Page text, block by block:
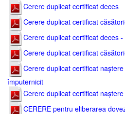
Cerere duplicat certificat deces
Cerere duplicat certificat
Cerere duplicat certificat deces
Cerere duplicat certificat
Cerere duplicat certificat
împuternicit
Cerere duplicat certificat
CERERE pentru eliberarea